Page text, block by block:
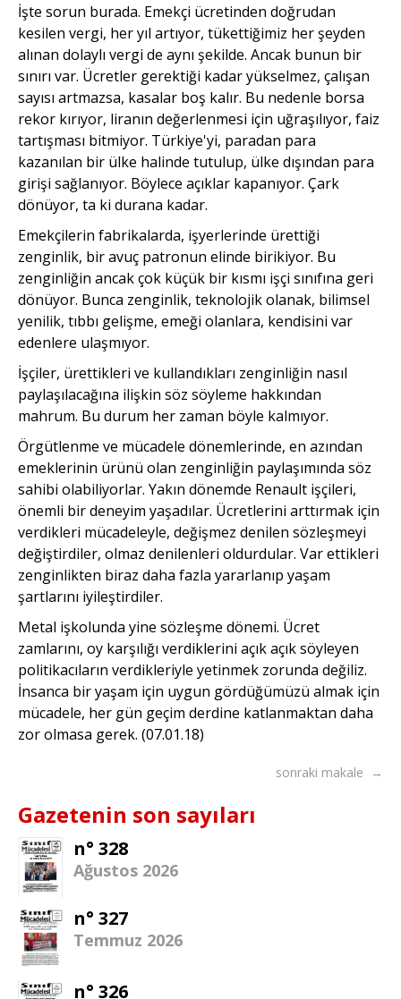
İşte sorun burada. Emekçi ücretinden doğrudan
kesilen vergi, her yıl artıyor, tükettiğimiz her şeyden
alınan dolaylı vergi de aynı şekilde. Ancak bunun bir
sınırı var. Ücretler gerektiği kadar yükselmez, çalışan
sayısı artmazsa, kasalar boş kalır. Bu nedenle borsa
rekor kırıyor, liranın değerlenmesi için uğraşılıyor, faiz
tartışması bitmiyor. Türkiye'yi, paradan para
kazanılan bir ülke halinde tutulup, ülke dışından para
girişi sağlanıyor. Böylece açıklar kapanıyor. Çark
dönüyor, ta ki durana kadar.
Emekçilerin fabrikalarda, işyerlerinde ürettiği
zenginlik, bir avuç patronun elinde birikiyor. Bu
zenginliğin ancak çok küçük bir kısmı işçi sınıfına geri
dönüyor. Bunca zenginlik, teknolojik olanak, bilimsel
yenilik, tıbbı gelişme, emeği olanlara, kendisini var
edenlere ulaşmıyor.
İşçiler, ürettikleri ve kullandıkları zenginliğin nasıl
paylaşılacağına ilişkin söz söyleme hakkından
mahrum. Bu durum her zaman böyle kalmıyor.
Örgütlenme ve mücadele dönemlerinde, en azından
emeklerinin ürünü olan zenginliğin paylaşımında söz
sahibi olabiliyorlar. Yakın dönemde Renault işçileri,
önemli bir deneyim yaşadılar. Ücretlerini arttırmak için
verdikleri mücadeleyle, değişmez denilen sözleşmeyi
değiştirdiler, olmaz denilenleri oldurdular. Var ettikleri
zenginlikten biraz daha fazla yararlanıp yaşam
şartlarını iyileştirdiler.
Metal işkolunda yine sözleşme dönemi. Ücret
zamlarını, oy karşılığı verdiklerini açık açık söyleyen
politikacıların verdikleriyle yetinmek zorunda değiliz.
İnsanca bir yaşam için uygun gördüğümüzü almak için
mücadele, her gün geçim derdine katlanmaktan daha
zor olmasa gerek. (07.01.18)
sonraki makale →
Gazetenin son sayıları
n° 328
Ağustos 2026
n° 327
Temmuz 2026
n° 326